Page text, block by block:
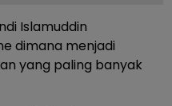
Islamuddin
dimana menjadi
yang paling banyak